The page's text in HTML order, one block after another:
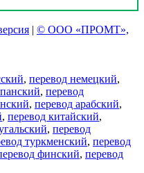
| © ООО «ПРОМТ»,
, перевод немецкий,
, перевод
, перевод арабский,
, перевод китайский,
, перевод
туркменский, перевод
финский, перевод